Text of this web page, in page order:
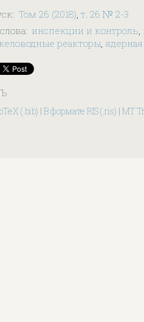
: Том 26 (2018) т. 26 № 2-3
: инспекции и контроль,
реакторы,
(.bib) | В формате RIS (.ris) | MT